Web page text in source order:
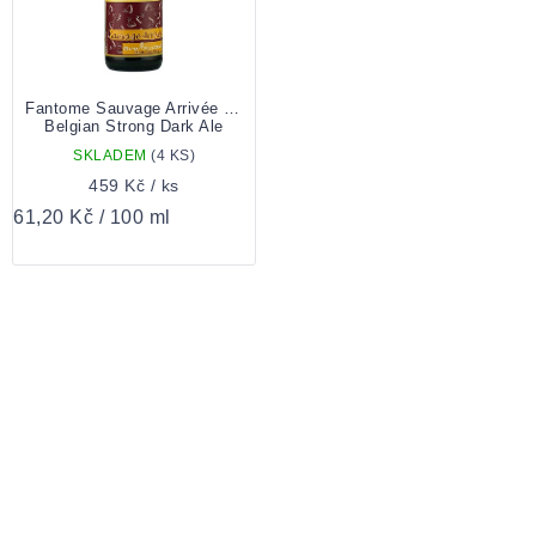
Fantome Sauvage Arrivée 0,75l
Belgian Strong Dark Ale
SKLADEM (4 KS)
459 Kč / ks
Měrná
61,20 Kč / 100 ml